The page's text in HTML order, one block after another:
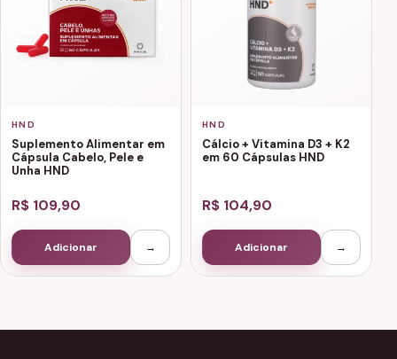
HND
Suplemento Alimentar em
Cápsula Cabelo, Pele e
Unha HND
R$ 109,90
Adicionar →
HND
Cálcio + Vitamina D3 + K2
em 60 Cápsulas HND
R$ 104,90
Adicionar →